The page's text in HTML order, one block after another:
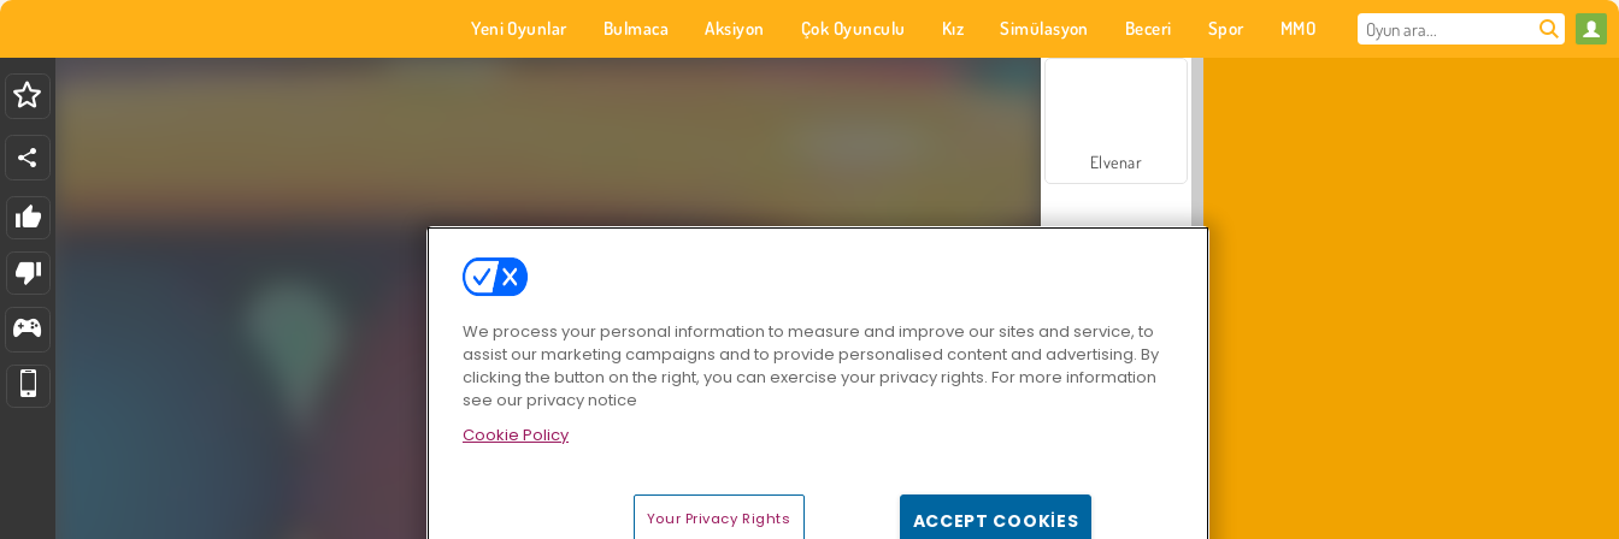
Yeni Oyunlar Bulmaca Aksiyon Çok Oyunculu Kız Simülasyon Beceri Spor MMO
Elvenar
We process your personal information to measure and improve our sites and service, to
assist our marketing campaigns and to provide personalised content and advertising. By
clicking the button on the right, you can exercise your privacy rights. For more information
see our privacy notice
Cookie Policy
Your Privacy Rights ACCEPT COOKIES